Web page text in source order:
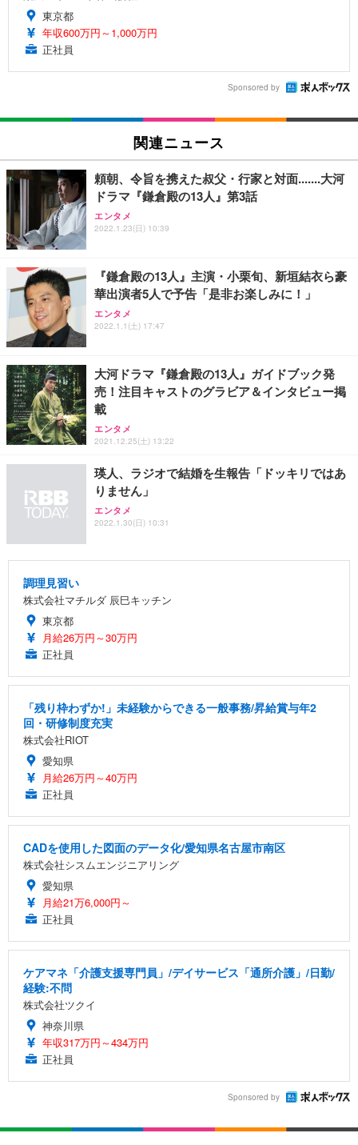
東京都
年収600万円～1,000万円
正社員
Sponsored by
関連ニュース
頼朝、令旨を携えた叔父・行家と対面.......大河
ドラマ『鎌倉殿の13人』第3話
エンタメ
2022.1.23(日) 10:39
『鎌倉殿の13人』主演・小栗旬、新垣結衣ら豪
華出演者5人で予告「是非お楽しみに！」
エンタメ
2022.1.1(土) 17:47
大河ドラマ『鎌倉殿の13人』ガイドブック発
売！注目キャストのグラビア＆インタビュー掲
載
エンタメ
2021.12.25(土) 13:22
瑛人、ラジオで結婚を生報告「ドッキリではあ
りません」
エンタメ
2022.1.30(日) 10:31
調理見習い
株式会社マチルダ 辰巳キッチン
東京都
月給26万円～30万円
正社員
「残り枠わずか!」未経験からできる一般事務/昇給賞与年2
回・研修制度充実
株式会社RIOT
愛知県
月給26万円～40万円
正社員
CADを使用した図面のデータ化/愛知県名古屋市南区
株式会社シスムエンジニアリング
愛知県
月給21万6,000円～
正社員
ケアマネ「介護支援専門員」/デイサービス「通所介護」/日勤/
経験:不問
株式会社ツクイ
神奈川県
年収317万円～434万円
正社員
Sponsored by